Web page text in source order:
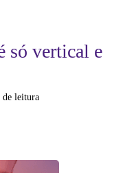
só vertical e
de leitura